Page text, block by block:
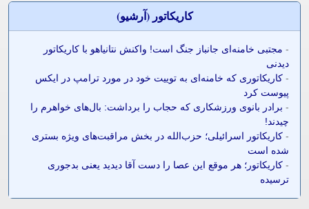
کاريکاتور (آرشيو)
- مجتبی خامنه‌ای جانباز جنگ است! واکنش نتانیاهو با کاریکاتور
دیدنی
- کاریکاتوری که خامنه‌ای به توییت خود در مورد ترامپ در ایکس
پیوست کرد
- برادر بانوی ورزشکاری که حجاب را برداشت: بال‌های خواهرم را
چیدند!
- کاریکاتور اسرائیلی؛ حزب‌الله در بخش مراقبت‌های ویژه بستری
شده است
- کاریکاتور؛ هر موقع این عصا را دست آقا دیدید یعنی بدجوری
ترسیده